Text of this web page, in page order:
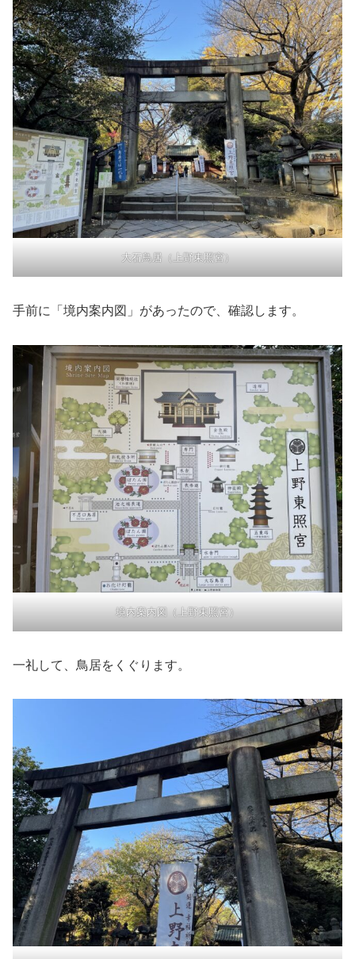
大石鳥居（上野東照宮）
手前に「境内案内図」があったので、確認します。
境内案内図（上野東照宮）
一礼して、鳥居をくぐります。